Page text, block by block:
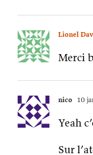
Lionel
Merci
nico 10
Yeah
Sur